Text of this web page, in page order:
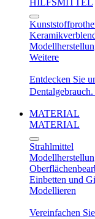
HILFSMITTEL
Weitere
Entdecken Sie
Dentalgebrauch.
MATERIAL
MATERIAL
Strahlmittel
Einbetten und
Modellieren
Vereinfachen